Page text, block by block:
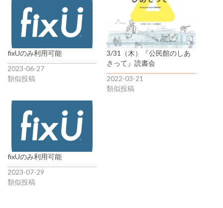
fixUのみ利用可能
2023-06-27
類似投稿
3/31（木）『公民館のしあ
さって』読書会
2022-03-21
類似投稿
fixUのみ利用可能
2023-07-29
類似投稿